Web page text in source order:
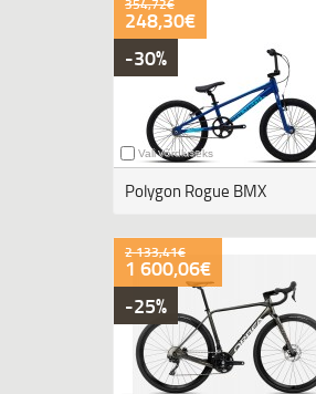
354,72€
248,30€
-30%
Vali võrdluseks
Polygon Rogue BMX
2 133,41€
1 600,06€
-25%